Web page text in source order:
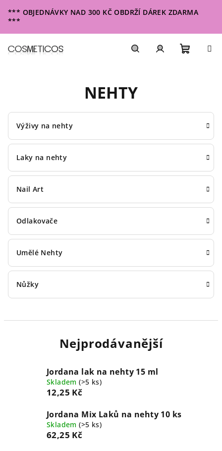
na
obsah
*** OBJEDNÁVKY NAD 300 KČ OBDRŽÍ DÁREK ZDARMA
***
NEHTY
Výživy na nehty
Laky na nehty
Nail Art
Odlakovače
Umělé Nehty
Nůžky
Nejprodávanější
Jordana lak na nehty 15 ml
Skladem(>5 ks)
12,25 Kč
Jordana Mix Laků na nehty 10 ks
Skladem(>5 ks)
62,25 Kč